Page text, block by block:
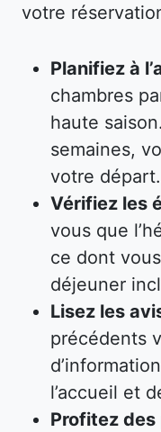
votre
Planifiez à
chambres
haute
semaines,
votre départ.
Vérifiez les
vous que
ce dont
déjeuner
Lisez les
précédents
l’accueil et
Profitez